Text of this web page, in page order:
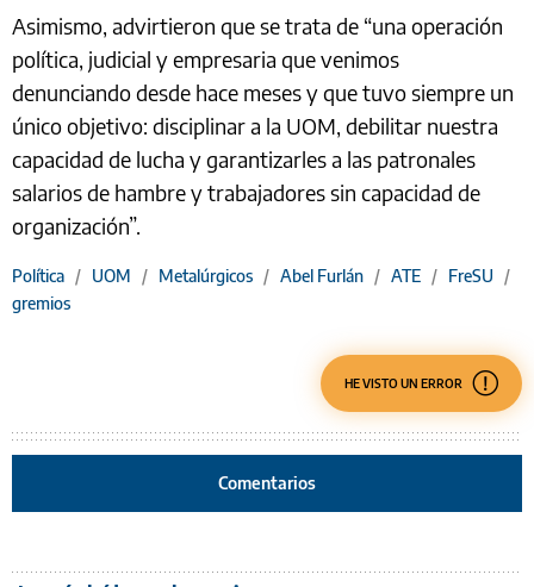
Asimismo, advirtieron que se trata de “una operación
política, judicial y empresaria que venimos
denunciando desde hace meses y que tuvo siempre un
único objetivo: disciplinar a la UOM, debilitar nuestra
capacidad de lucha y garantizarles a las patronales
salarios de hambre y trabajadores sin capacidad de
organización”.
Política / UOM / Metalúrgicos / Abel Furlán / ATE / FreSU
/
gremios
HE VISTO UN ERROR
Comentarios